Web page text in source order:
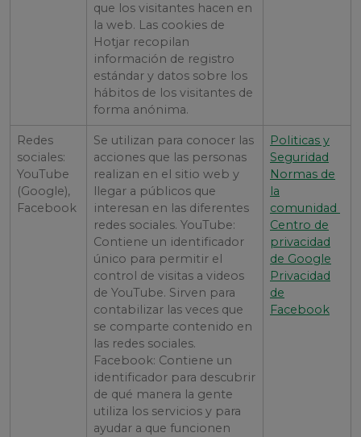
que los visitantes hacen en
la web. Las cookies de
Hotjar recopilan
información de registro
estándar y datos sobre los
hábitos de los visitantes de
forma anónima.
Redes
sociales:
YouTube
(Google),
Facebook
Se utilizan para conocer las
acciones que las personas
realizan en el sitio web y
llegar a públicos que
interesan en las diferentes
redes sociales. YouTube:
Contiene un identificador
único para permitir el
control de visitas a videos
de YouTube. Sirven para
contabilizar las veces que
se comparte contenido en
las redes sociales.
Facebook: Contiene un
identificador para descubrir
de qué manera la gente
utiliza los servicios y para
ayudar a que funcionen
Politicas y
Seguridad
Normas de
la
comunidad
Centro de
privacidad
de Google
Privacidad
de
Facebook